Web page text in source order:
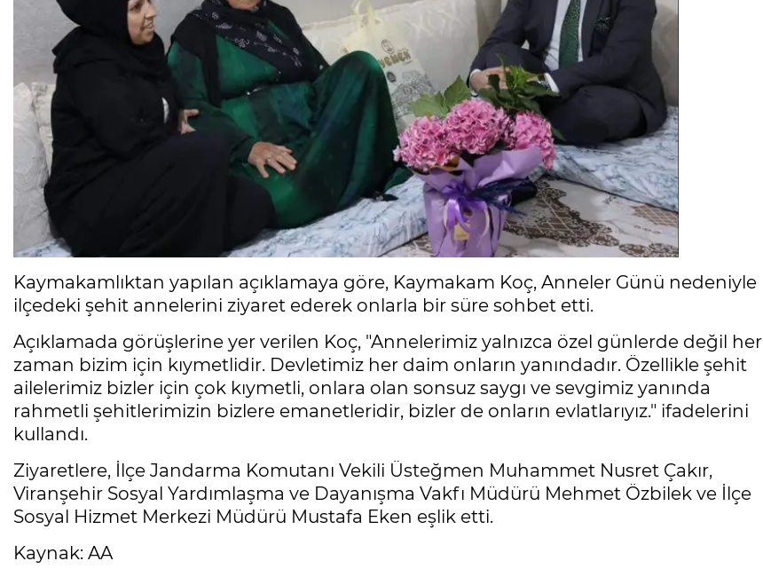
Kaymakamlıktan yapılan açıklamaya göre, Kaymakam Koç, Anneler Günü nedeniyle
ilçedeki şehit annelerini ziyaret ederek onlarla bir süre sohbet etti.
Açıklamada görüşlerine yer verilen Koç, "Annelerimiz yalnızca özel günlerde değil her
zaman bizim için kıymetlidir. Devletimiz her daim onların yanındadır. Özellikle şehit
ailelerimiz bizler için çok kıymetli, onlara olan sonsuz saygı ve sevgimiz yanında
rahmetli şehitlerimizin bizlere emanetleridir, bizler de onların evlatlarıyız." ifadelerini
kullandı.
Ziyaretlere, İlçe Jandarma Komutanı Vekili Üsteğmen Muhammet Nusret Çakır,
Viranşehir Sosyal Yardımlaşma ve Dayanışma Vakfı Müdürü Mehmet Özbilek ve İlçe
Sosyal Hizmet Merkezi Müdürü Mustafa Eken eşlik etti.
Kaynak: AA